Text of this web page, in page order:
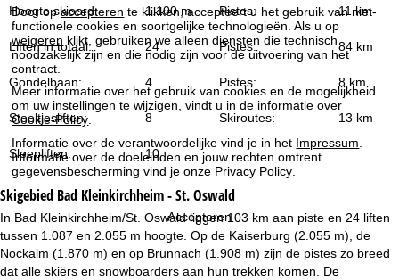
Door opaccepteren te klikken, accepteert u het gebruik van niet-
functionele cookies en soortgelijke technologieën. Als u op
weigeren klikt, gebruiken we alleen diensten die technisch
noodzakelijk zijn en die nodig zijn voor de uitvoering van het
contract.
Meer informatie over het gebruik van cookies en de mogelijkheid
om uw instellingen te wijzigen, vindt u in de informatie over
Cookie-Policy
Informatie over de verantwoordelijke vind je in het Impressum
Informatie over de doeleinden en jouw rechten omtrent
gegevensbescherming vind je onze Privacy Policy
Accepteren
g
i
n
a
Hoogte skioord: 1.100 m Pistes: 11 km
Liften in totaal: 24 Pistes: 84 km
Gondelbaan: 4 Pistes: 8 km
Stoeltjesliften: 8 Skiroutes: 13 km
Sleepliften: 10
Skigebied Bad Kleinkirchheim - St. Oswald
In Bad Kleinkirchheim/St. Oswald liggen 103 km aan piste en 24 liften
tussen 1.087 en 2.055 m hoogte. Op de Kaiserburg (2.055 m), de
Nockalm (1.870 m) en op Brunnach (1.908 m) zijn de pistes zo breed
dat alle skiërs en snowboarders aan hun trekken komen. De